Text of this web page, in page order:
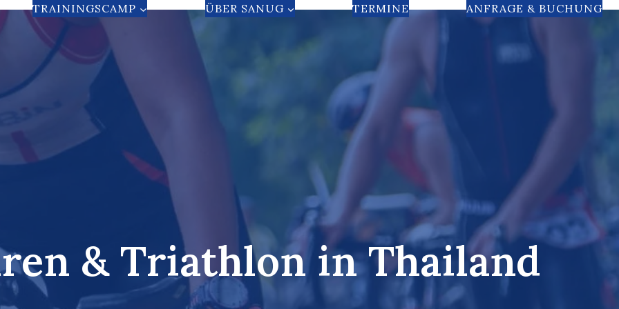
TRAININGSCAMP ÜBER SANUG TERMINE ANFRAGE & BUCHUNG
& Triathlon in Thailand